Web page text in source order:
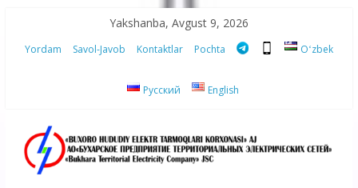
content
Yakshanba, Avgust 9, 2026
Yordam Savol-Javob Kontaktlar Pochta Oʻzbek
Русский English